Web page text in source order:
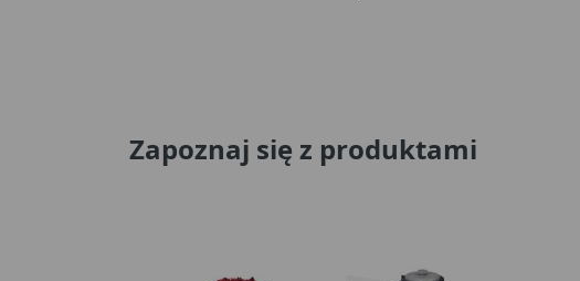
Zapoznaj się z produktami